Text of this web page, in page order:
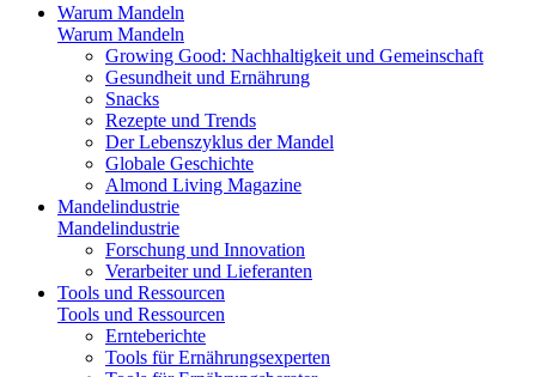
Warum Mandeln
Warum Mandeln
Growing Good: Nachhaltigkeit und Gemeinschaft
Gesundheit und Ernährung
Snacks
Rezepte und Trends
Der Lebenszyklus der Mandel
Globale Geschichte
Almond Living Magazine
Mandelindustrie
Mandelindustrie
Forschung und Innovation
Verarbeiter und Lieferanten
Tools und Ressourcen
Tools und Ressourcen
Ernteberichte
Tools für Ernährungsexperten